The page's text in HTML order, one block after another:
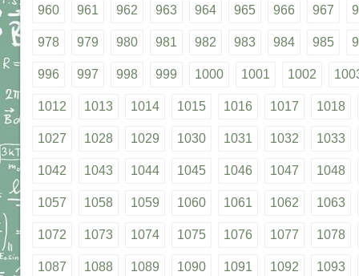
960 961 962 963 964 965 966 967
978 979 980 981 982 983 984 985
996 997 998 999 1000 1001 1002
1012 1013 1014 1015 1016 1017 1018
1027 1028 1029 1030 1031 1032 1033
1042 1043 1044 1045 1046 1047 1048
1057 1058 1059 1060 1061 1062 1063
1072 1073 1074 1075 1076 1077 1078
1087 1088 1089 1090 1091 1092 1093